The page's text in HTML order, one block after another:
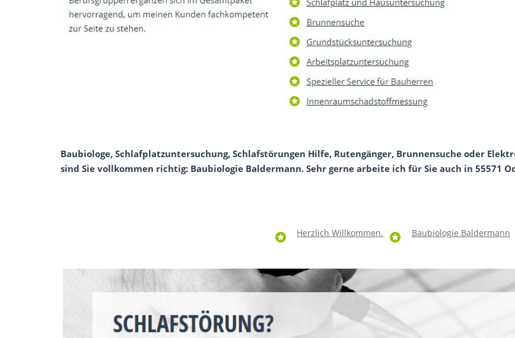
Baubiologe, Schlafplatzuntersuchung, Schlafstörungen Hilfe, Rutengänger, Brunnensuche oder
sind Sie vollkommen richtig: Baubiologie Baldermann. Sehr gerne arbeite ich für Sie auch in 55571
Herzlich Willkommen. Baubiologie Baldermann